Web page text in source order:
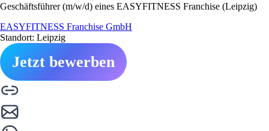
Geschäftsführer (m/w/d) eines EASYFITNESS Franchise (Leipzig)
EASYFITNESS Franchise GmbH
Standort: Leipzig
Jetzt bewerben